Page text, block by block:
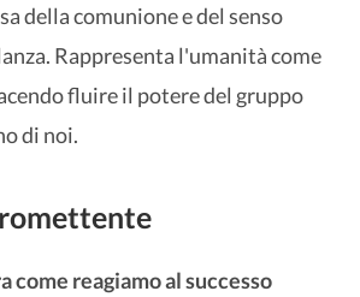
della comunione e del senso
Rappresenta l'umanità come
fluire il potere del gruppo
di noi.
come reagiamo al successo